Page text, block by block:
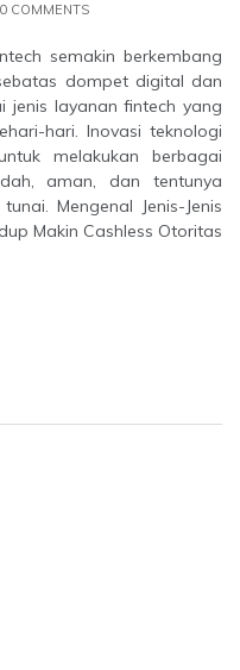
0 COMMENTS
semakin berkembang
dompet digital dan
jenis layanan fintech yang
hari. Inovasi teknologi
melakukan berbagai
aman, dan tentunya
Mengenal Jenis-Jenis
Makin Cashless Otoritas